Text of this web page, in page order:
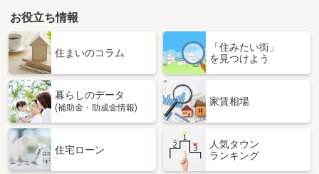
お役立ち情報
住まいのコラム
「住みたい街」
を見つけよう
暮らしのデータ
(補助金・助成金情報)
家賃相場
住宅ローン
人気タウン
ランキング